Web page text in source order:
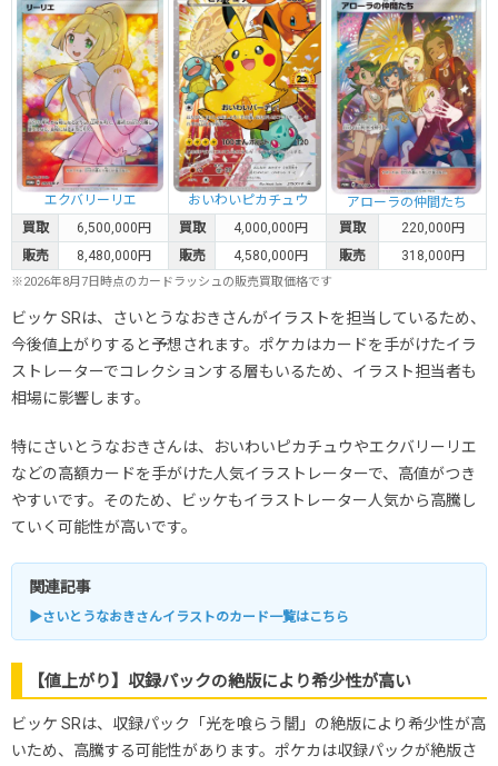
エクバリーリエ おいわいピカチュウ
アローラの仲間たち
買取
6,500,000円 買取 4,000,000円 買取
220,000円
販売
8,480,000円 販売 4,580,000円 販売 318,000円
※2026年8月7日時点のカードラッシュの販売買取価格です
ビッケ SRは、さいとうなおきさんがイラストを担当しているため、
今後値上がりすると予想されます。ポケカはカードを手がけたイラ
ストレーターでコレクションする層もいるため、イラスト担当者も
相場に影響します。
特にさいとうなおきさんは、おいわいピカチュウやエクバリーリエ
などの高額カードを手がけた人気イラストレーターで、高値がつき
やすいです。そのため、ビッケもイラストレーター人気から高騰し
ていく可能性が高いです。
関連記事
▶さいとうなおきさんイラストのカード一覧はこちら
【値上がり】収録パックの絶版により希少性が高い
ビッケ SRは、収録パック「光を喰らう闇」の絶版により希少性が高
いため、高騰する可能性があります。ポケカは収録パックが絶版さ